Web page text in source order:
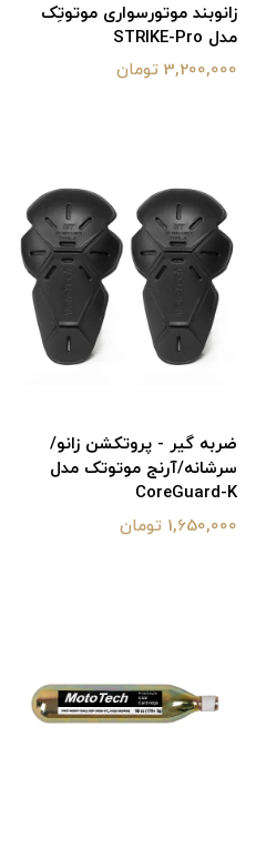
زانوبند موتورسواری موتوتِک
مدل STRIKE-Pro
3,200,000 تومان
ضربه گیر - پروتکشن زانو/
سرشانه/آرنج موتوتک مدل
CoreGuard-K
1,650,000 تومان